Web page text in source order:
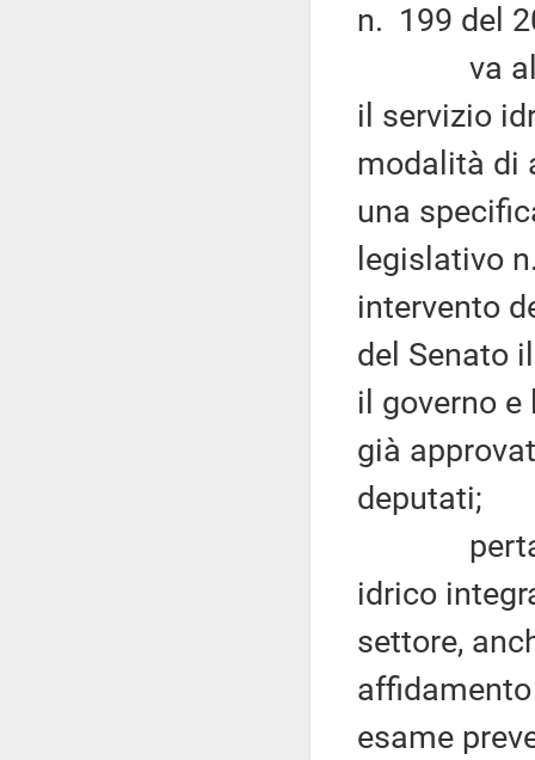
n. 199 del
va altresì
il servizio
modalità di
una
legislativo
intervento
del Senato
il governo e
già
deputati;
pertanto
idrico
settore,
esame